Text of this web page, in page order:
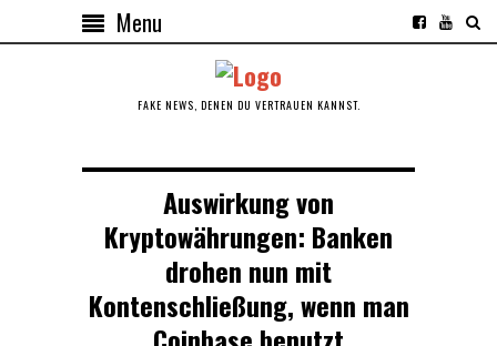
Menu
FAKE NEWS, DENEN DU VERTRAUEN KANNST.
Auswirkung von
Kryptowährungen: Banken
drohen nun mit
Kontenschließung, wenn man